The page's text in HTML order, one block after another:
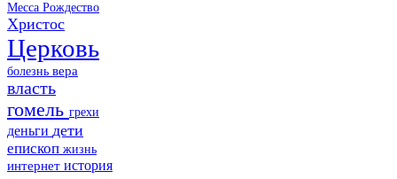
Месса Рождество
Христос
Церковь
болезнь вера
власть
гомель грехи
деньги дети
епископ жизнь
интернет история